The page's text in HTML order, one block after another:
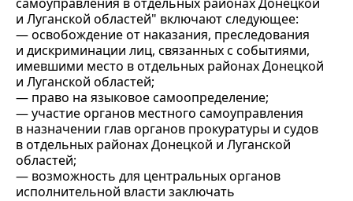
и Луганской областей" включают следующее:
— освобождение от наказания, преследования
и дискриминации лиц, связанных с событиями,
имевшими место в отдельных районах Донецкой
и Луганской областей;
— право на языковое самоопределение;
— участие органов местного самоуправления
в назначении глав органов прокуратуры и судов
в отдельных районах Донецкой и Луганской
областей;
— возможность для центральных органов
исполнительной власти заключать